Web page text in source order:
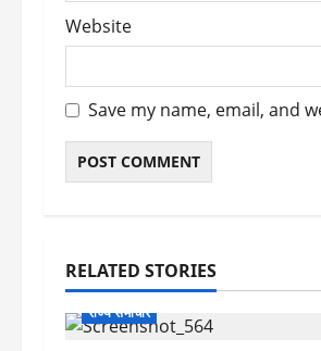
Website
Save my name, email, and
RELATED STORIES
राज्य समाचार